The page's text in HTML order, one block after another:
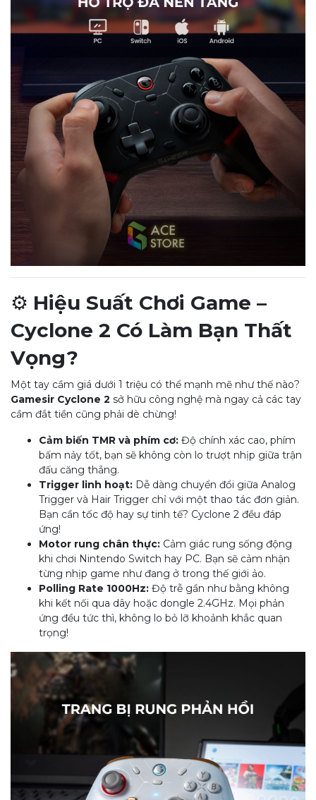
⚙️ Hiệu Suất Chơi Game –
Cyclone 2 Có Làm Bạn Thất
Vọng?
Một tay cầm giá dưới 1 triệu có thể mạnh mẽ như thế nào?
Gamesir Cyclone 2 sở hữu công nghệ mà ngay cả các tay
cầm đắt tiền cũng phải dè chừng!
Cảm biến TMR và phím cơ: Độ chính xác cao, phím
bấm nảy tốt, bạn sẽ không còn lo trượt nhịp giữa trận
đấu căng thẳng.
Trigger linh hoạt: Dễ dàng chuyển đổi giữa Analog
Trigger và Hair Trigger chỉ với một thao tác đơn giản.
Bạn cần tốc độ hay sự tinh tế? Cyclone 2 đều đáp
ứng!
Motor rung chân thực: Cảm giác rung sống động
khi chơi Nintendo Switch hay PC. Bạn sẽ cảm nhận
từng nhịp game như đang ở trong thế giới ảo.
Polling Rate 1000Hz: Độ trễ gần như bằng không
khi kết nối qua dây hoặc dongle 2.4GHz. Mọi phản
ứng đều tức thì, không lo bỏ lỡ khoảnh khắc quan
trọng!